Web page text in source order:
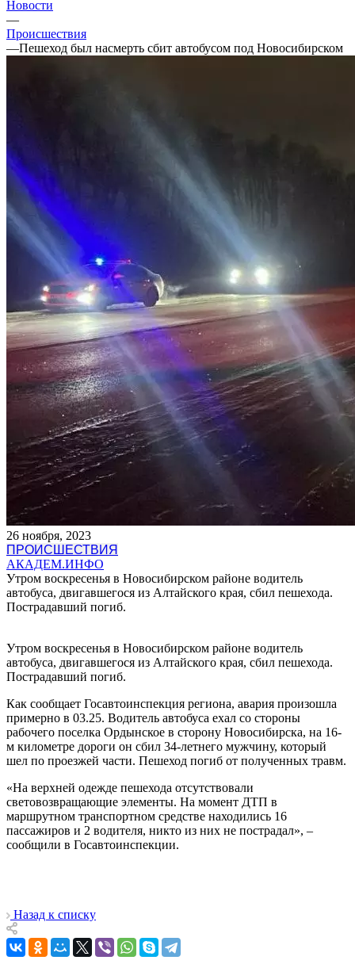
Новости
—
Происшествия
—Пешеход был насмерть сбит автобусом под Новосибирском
26 ноября, 2023
ПРОИСШЕСТВИЯ
АКАДЕМ.ИНФО
Утром воскресенья в Новосибирском районе водитель
автобуса, двигавшегося из Алтайского края, сбил пешехода.
Пострадавший погиб.
Утром воскресенья в Новосибирском районе водитель
автобуса, двигавшегося из Алтайского края, сбил пешехода.
Пострадавший погиб.
Как сообщает Госавтоинспекция региона, авария произошла
примерно в 03.25. Водитель автобуса ехал со стороны
рабочего поселка Ордынское в сторону Новосибирска, на 16-
м километре дороги он сбил 34-летнего мужчину, который
шел по проезжей части. Пешеход погиб от полученных травм.
«На верхней одежде пешехода отсутствовали
световозвращающие элементы. На момент ДТП в
маршрутном транспортном средстве находились 16
пассажиров и 2 водителя, никто из них не пострадал», –
сообщили в Госавтоинспекции.
Назад к списку